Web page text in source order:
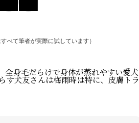
べて筆者が実際に試しています）
全身毛だらけで身体が蒸れやすい愛犬
す犬友さんは梅雨時は特に、皮膚トラ